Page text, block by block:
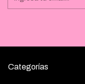
Categorías